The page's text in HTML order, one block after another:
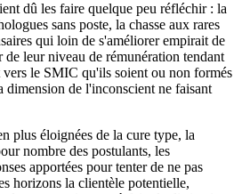
dû les faire quelque peu réfléchir : la
sans poste, la chasse aux rares
qui loin de s'améliorer empirait de
de leur niveau de rémunération tendant
vers le SMIC qu'ils soient ou non formés
dimension de l'inconscient ne faisant
plus éloignées de la cure type, la
nombre des postulants, les
apportées pour tenter de ne pas
horizons la clientèle potentielle,